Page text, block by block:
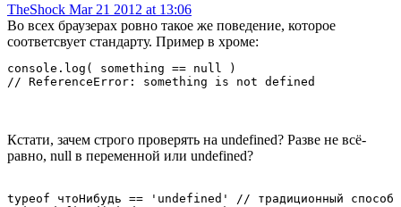
TheShock Mar 21 2012 at 13:06
Во всех браузерах ровно такое же поведение, которое
соответсвует стандарту. Пример в хроме:
console.log( something == null )
Кстати, зачем строго проверять на undefined? Разве не всё-
равно, null в переменной или undefined?
typeof чтоНибудь == 'undefined' // традиционный способ